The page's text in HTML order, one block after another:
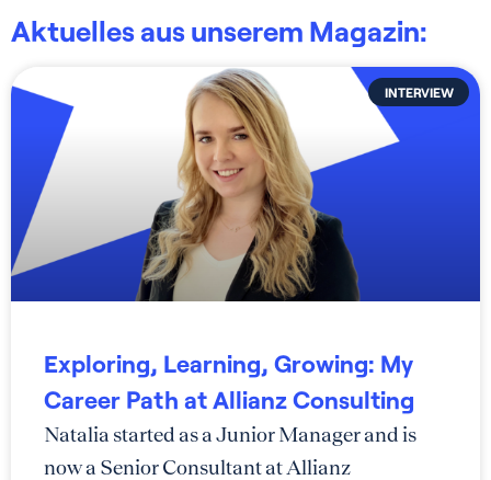
Aktuelles aus unserem Magazin:
INTERVIEW
Exploring, Learning, Growing: My
Career Path at Allianz Consulting
Natalia started as a Junior Manager and is
now a Senior Consultant at Allianz